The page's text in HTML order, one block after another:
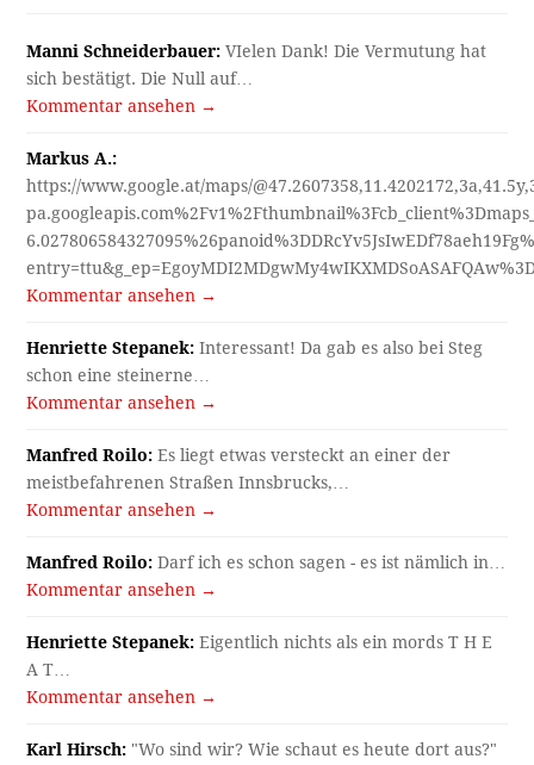
Manni Schneiderbauer: VIelen Dank! Die Vermutung hat
sich bestätigt. Die Null auf…
Kommentar ansehen →
Markus A.:
https://www.google.at/maps/
Kommentar ansehen →
Henriette Stepanek: Interessant! Da gab es also bei Steg
schon eine steinerne…
Kommentar ansehen →
Manfred Roilo: Es liegt etwas versteckt an einer der
meistbefahrenen Straßen Innsbrucks,…
Kommentar ansehen →
Manfred Roilo: Darf ich es schon sagen - es ist nämlich in…
Kommentar ansehen →
Henriette Stepanek: Eigentlich nichts als ein mords T H E
A T…
Kommentar ansehen →
Karl Hirsch: "Wo sind wir? Wie schaut es heute dort aus?"